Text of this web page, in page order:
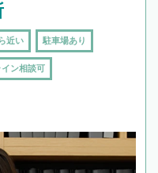
近い 駐車場あり
イン相談可